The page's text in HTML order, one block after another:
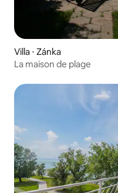
Villa ⋅ Zánka
La maison de plage